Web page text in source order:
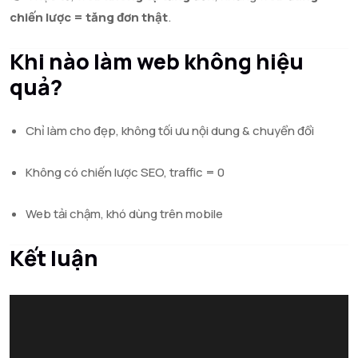
chiến lược = tăng đơn thật.
Khi nào làm web không hiệu
quả?
Chỉ làm cho đẹp, không tối ưu nội dung & chuyển đổi
Không có chiến lược SEO, traffic = 0
Web tải chậm, khó dùng trên mobile
Kết luận